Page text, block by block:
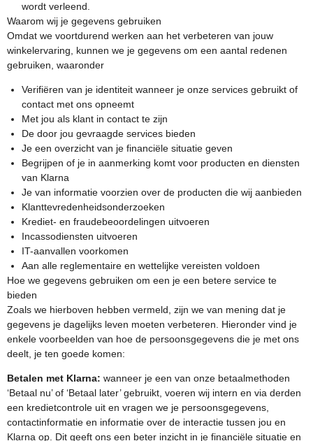
wordt verleend.
Waarom wij je gegevens gebruiken
Omdat we voortdurend werken aan het verbeteren van jouw
winkelervaring, kunnen we je gegevens om een aantal redenen
gebruiken, waaronder
Verifiëren van je identiteit wanneer je onze services gebruikt of
contact met ons opneemt
Met jou als klant in contact te zijn
De door jou gevraagde services bieden
Je een overzicht van je financiële situatie geven
Begrijpen of je in aanmerking komt voor producten en diensten
van Klarna
Je van informatie voorzien over de producten die wij aanbieden
Klanttevredenheidsonderzoeken
Krediet- en fraudebeoordelingen uitvoeren
Incassodiensten uitvoeren
IT-aanvallen voorkomen
Aan alle reglementaire en wettelijke vereisten voldoen
Hoe we gegevens gebruiken om een je een betere service te
bieden
Zoals we hierboven hebben vermeld, zijn we van mening dat je
gegevens je dagelijks leven moeten verbeteren. Hieronder vind je
enkele voorbeelden van hoe de persoonsgegevens die je met ons
deelt, je ten goede komen:
Betalen met Klarna: wanneer je een van onze betaalmethoden
‘Betaal nu’ of ‘Betaal later’ gebruikt, voeren wij intern en via derden
een kredietcontrole uit en vragen we je persoonsgegevens,
contactinformatie en informatie over de interactie tussen jou en
Klarna op. Dit geeft ons een beter inzicht in je financiële situatie en